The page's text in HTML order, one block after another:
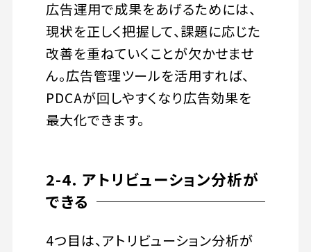
広告運用で成果をあげるためには、
現状を正しく把握して、課題に応じた
改善を重ねていくことが欠かせませ
ん。広告管理ツールを活用すれば、
PDCAが回しやすくなり広告効果を
最大化できます。
2-4. アトリビューション分析が
できる
4つ目は、アトリビューション分析が